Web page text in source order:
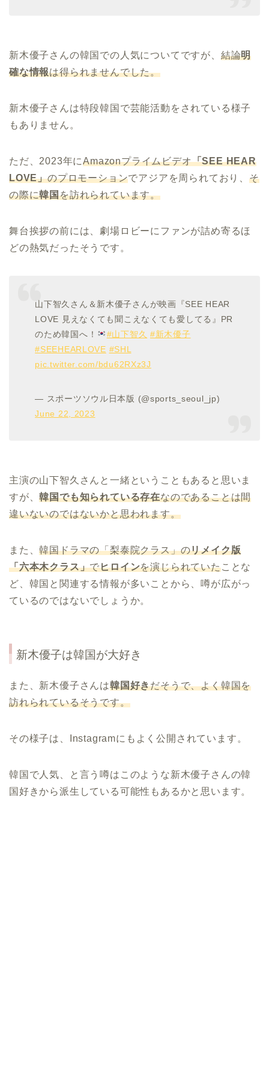
新木優子さんの韓国での人気についてですが、 結論明
確な情報は得られませんでした。
新木優子さんは特段韓国で芸能活動をされている様子
もありません。
ただ、2023年にAmazonプライムビデオ「SEE HEAR
LOVE」のプロモーションでアジアを周られており、そ
の際に韓国を訪れられています。
舞台挨拶の前には、劇場ロビーにファンが詰め寄るほ
どの熱気だったそうです。
山下智久さん＆新木優子さんが映画『SEE HEAR
LOVE 見えなくても聞こえなくても愛してる』PR
のため韓国へ！
#山下智久 #新木優子
#SEEHEARLOVE #SHL
pic.twitter.com/bdu62RXz3J
— スポーツソウル日本版 (@sports_seoul_jp)
June 22, 2023
主演の山下智久さんと一緒ということもあると思いま
すが、韓国でも知られている存在なのであることは間
違いないのではないかと思われます。
また、韓国ドラマの「梨泰院クラス」のリメイク版
「六本木クラス」でヒロインを演じられていたことな
ど、韓国と関連する情報が多いことから、噂が広がっ
ているのではないでしょうか。
新木優子は韓国が大好き
また、新木優子さんは韓国好きだそうで、よく韓国を
訪れられているそうです。
その様子は、Instagramにもよく公開されています。
韓国で人気、と言う噂はこのような新木優子さんの韓
国好きから派生している可能性もあるかと思います。